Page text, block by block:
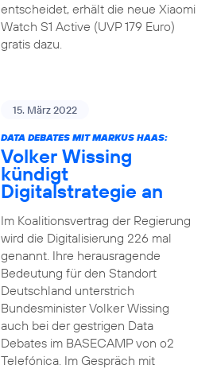
entscheidet, erhält die neue Xiaomi
Watch S1 Active (UVP 179 Euro)
gratis dazu.
15. März 2022
DATA DEBATES MIT MARKUS HAAS:
Volker Wissing
kündigt
Digitalstrategie an
Im Koalitionsvertrag der Regierung
wird die Digitalisierung 226 mal
genannt. Ihre herausragende
Bedeutung für den Standort
Deutschland unterstrich
Bundesminister Volker Wissing
auch bei der gestrigen Data
Debates im BASECAMP von o2
Telefónica. Im Gespräch mit